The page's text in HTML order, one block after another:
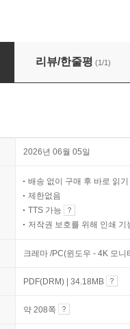
동차여행
리뷰/한줄평 (1/1)
2026년 06월 05일
배송 없이 구매 후 바로 읽기
제한없음
TTS 가능
저작권 보호를 위해 인쇄 기
크레마 /PC(윈도우 - 4K 모
PDF(DRM) | 34.18MB
약 208쪽